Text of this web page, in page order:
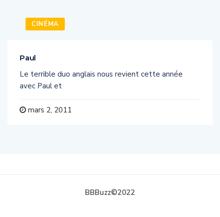
CINÉMA
Paul
Le terrible duo anglais nous revient cette année
avec Paul et
mars 2, 2011
BBBuzz©2022